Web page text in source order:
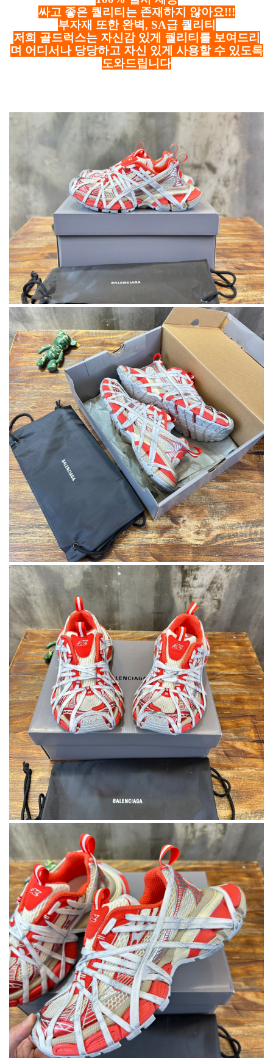
싸고 좋은 퀄리티는 존재하지 않아요!!!
부자재 또한 완벽, SA급 퀄리티
저희 골드럭스는 자신감 있게 퀄리티를 보여드리
며 어디서나 당당하고 자신 있게 사용할 수 있도록
도와드립니다